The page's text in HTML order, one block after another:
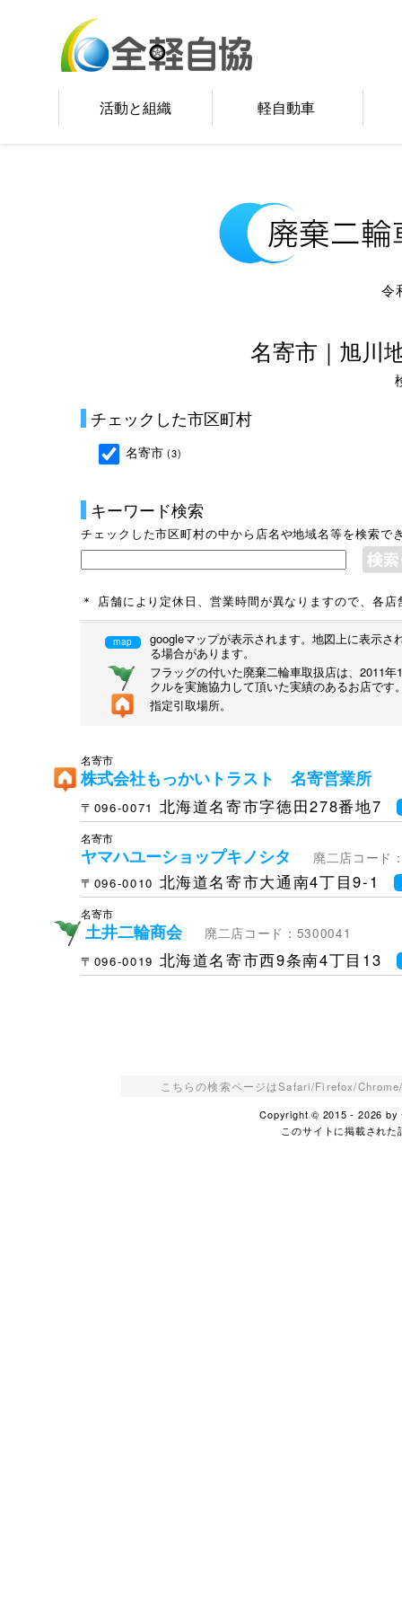
活動と組織 軽自動車
令
名寄市｜旭川
チェックした市区町村
名寄市 (3)
キーワード検索
チェックした市区町村の中から店名や地域名等を検索で
＊ 店舗により定休日、営業時間が異なりますので、各
map
googleマップが表示されます。地図上に表示
る場合があります。
フラッグの付いた廃棄二輪車取扱店は、2011
クルを実施協力して頂いた実績のあるお店です
指定引取場所。
名寄市
株式会社もっかいトラスト 名寄営業所
〒096-0071 北海道名寄市字徳田278番地7
名寄市
ヤマハユーショップキノシタ
廃二店コード
〒096-0010 北海道名寄市大通南4丁目9-1
名寄市
土井二輪商会
廃二店コード：5300041
〒096-0019 北海道名寄市西9条南4丁目13
こちらの検索ページはSafari/Firefox/
Copyright © 2015 - 2026 by
このサイトに掲載され